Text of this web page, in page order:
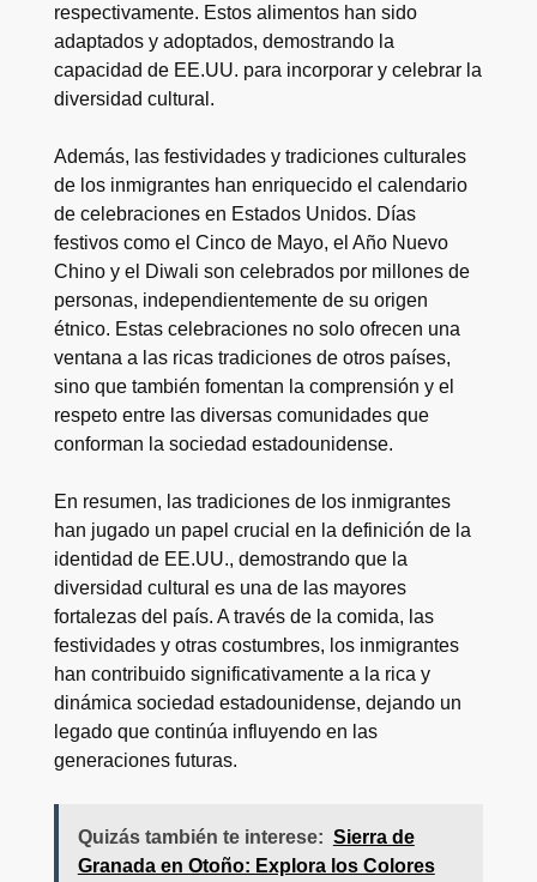
respectivamente. Estos alimentos han sido
adaptados y adoptados, demostrando la
capacidad de EE.UU. para incorporar y celebrar la
diversidad cultural.
Además, las festividades y tradiciones culturales
de los inmigrantes han enriquecido el calendario
de celebraciones en Estados Unidos. Días
festivos como el Cinco de Mayo, el Año Nuevo
Chino y el Diwali son celebrados por millones de
personas, independientemente de su origen
étnico. Estas celebraciones no solo ofrecen una
ventana a las ricas tradiciones de otros países,
sino que también fomentan la comprensión y el
respeto entre las diversas comunidades que
conforman la sociedad estadounidense.
En resumen, las tradiciones de los inmigrantes
han jugado un papel crucial en la definición de la
identidad de EE.UU., demostrando que la
diversidad cultural es una de las mayores
fortalezas del país. A través de la comida, las
festividades y otras costumbres, los inmigrantes
han contribuido significativamente a la rica y
dinámica sociedad estadounidense, dejando un
legado que continúa influyendo en las
generaciones futuras.
Quizás también te interese: Sierra de
Granada en Otoño: Explora los Colores